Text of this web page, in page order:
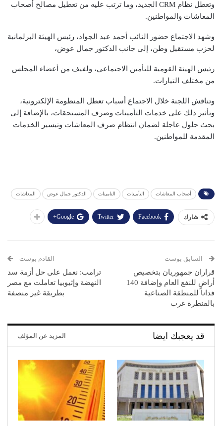
وتعطل نظام CRM الجديد، وما ترتب عليه من تعطيل مصالح أصحاب
المعاشات والمواطنين.
وشهد الاجتماع حضور النائب أحمد عبد الجواد، رئيس الهيئة البرلمانية
لحزب مستقبل وطن، إلى جانب الدكتور جمال عوض،
رئيس الهيئة القومية للتأمين الاجتماعي، ولفيف من أعضاء المجلس
من مختلف التيارات.
وتناقش اللجنة خلال الاجتماع أسباب تعطل المنظومة الإلكترونية،
وتأثير ذلك على خدمات التأمينات وصرف المستحقات، بالإضافة إلى
بحث حلول عاجلة لضمان انتظام صرف المعاشات وتيسير الخدمات
المقدمة للمواطنين.
أصحاب المعاشات التأمينات التامينات الدكتور جمال عوض المعاشات
شارك Facebook
Twitter
Google+
السابق بوست
قراران جمهوريان بتخصيص
أراضٍ للنفع العام وإضافة 140
فدانا للمنطقة الصناعية
بالقنطرة غرب
القادم بوست
ترامب: نعمل على حل أزمة سد
النهضة وإثيوبيا تعاملت مع مصر
بطريقة غير منصفة
قد يعجبك ايضا المزيد عن المؤلف